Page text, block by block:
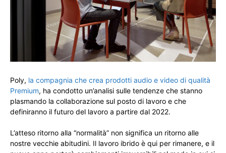
Poly, la compagnia che crea prodotti audio e video di qualità
Premium, ha condotto un’analisi sulle tendenze che stanno
plasmando la collaborazione sul posto di lavoro e che
definiranno il futuro del lavoro a partire dal 2022.
L’atteso ritorno alla “normalità” non significa un ritorno alle
nostre vecchie abitudini. Il lavoro ibrido è qui per rimanere, e il